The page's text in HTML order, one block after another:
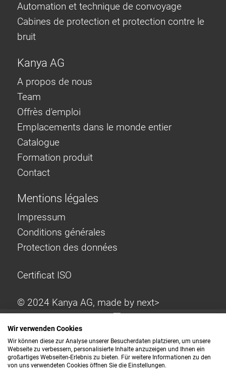
Automation et technique de convoyage
Cabines de protection et protection contre le
bruit
Kanya AG
A propos de nous
Team
Offrès d'emploi
Emplacements dans le monde entier
Catalogue
Formation produit
Contact
Mentions légales
Impressum
Conditions générales
Protection des données
Certificat ISO
© 2024 Kanya AG, made by next>
Wir verwenden Cookies
Wir können diese zur Analyse unserer Besucherdaten platzieren, um unsere
Webseite zu verbessern, personalisierte Inhalte anzuzeigen und Ihnen ein
großartiges Webseiten-Erlebnis zu bieten. Für weitere Informationen zu den
von uns verwendeten Cookies öffnen Sie die Einstellungen.